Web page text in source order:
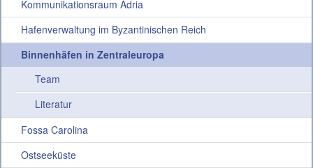
Kommunikationsraum Adria
Hafenverwaltung im Byzantinischen Reich
Binnenhäfen in Zentraleuropa
Team
Literatur
Fossa Carolina
Ostseeküste